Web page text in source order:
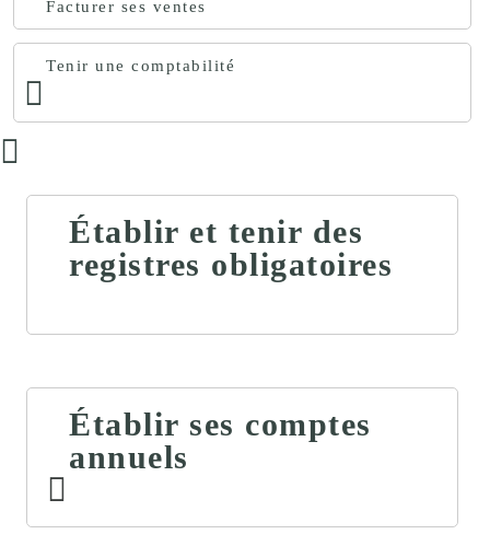
Facturer ses ventes
Tenir une comptabilité
Établir et tenir des
registres obligatoires
Établir ses comptes
annuels